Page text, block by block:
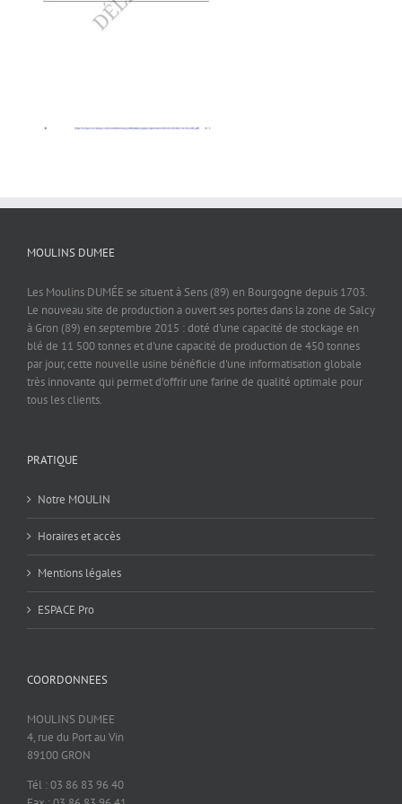
MOULINS DUMEE
Les Moulins DUMÉE se situent à Sens (89) en Bourgogne depuis 1703.
Le nouveau site de production a ouvert ses portes dans la zone de Salcy
à Gron (89) en septembre 2015 : doté d'une capacité de stockage en
blé de 11 500 tonnes et d'une capacité de production de 450 tonnes
par jour, cette nouvelle usine bénéficie d'une informatisation globale
très innovante qui permet d'offrir une farine de qualité optimale pour
tous les clients.
PRATIQUE
Notre MOULIN
Horaires et accès
Mentions légales
ESPACE Pro
COORDONNEES
MOULINS DUMEE
4, rue du Port au Vin
89100 GRON
Tél : 03 86 83 96 40